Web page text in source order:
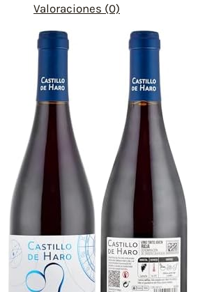
Valoraciones (0)